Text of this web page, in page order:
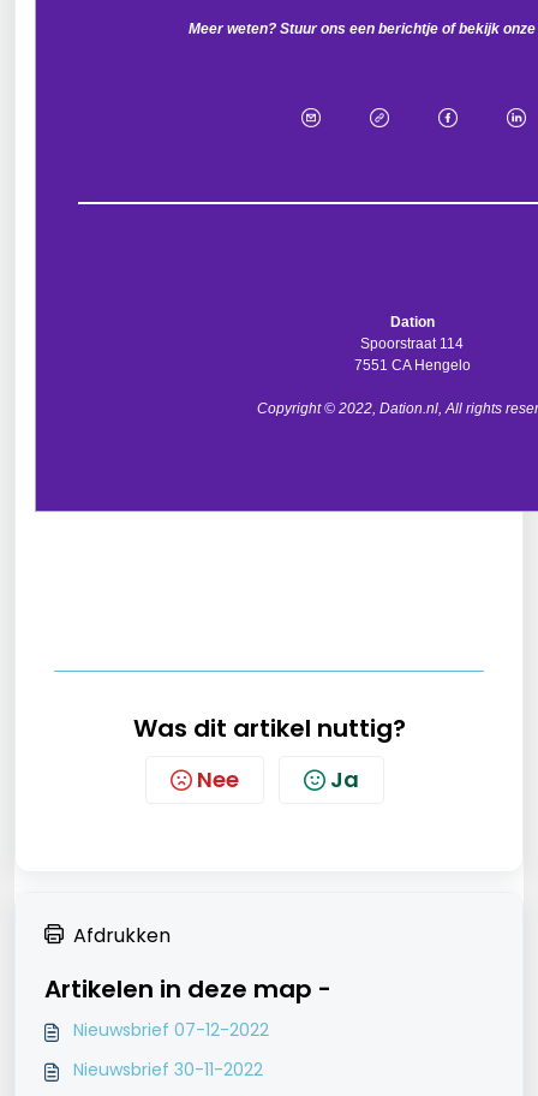
Meer weten? Stuur ons een berichtje of bekijk
Dation
Spoorstraat 114
7551 CA Hengelo
Copyright © 2022, Dation.nl, All rights
Was dit artikel nuttig?
Nee Ja
Afdrukken
Artikelen in deze map -
Nieuwsbrief 07-12-2022
Nieuwsbrief 30-11-2022